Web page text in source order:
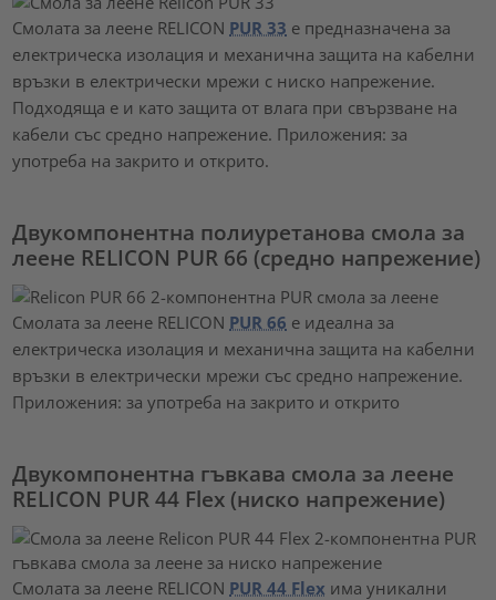
Смолата за леене RELICON PUR 33 е предназначена за
електрическа изолация и механична защита на кабелни
връзки в електрически мрежи с ниско напрежение.
Подходяща е и като защита от влага при свързване на
кабели със средно напрежение. Приложения: за
употреба на закрито и открито.
Двукомпонентна полиуретанова смола за
леене RELICON PUR 66 (средно напрежение)
Смолата за леене RELICON PUR 66 е идеална за
електрическа изолация и механична защита на кабелни
връзки в електрически мрежи със средно напрежение.
Приложения: за употреба на закрито и открито
Двукомпонентна гъвкава смола за леене
RELICON PUR 44 Flex (ниско напрежение)
Смолата за леене RELICON PUR 44 Flex има уникални